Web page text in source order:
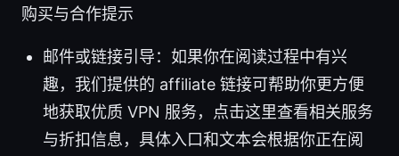
购买与合作提示
邮件或链接引导：如果你在阅读过程中有兴
趣，我们提供的 affiliate 链接可帮助你更方便
地获取优质 VPN 服务，点击这里查看相关服务
与折扣信息，具体入口和文本会根据你正在阅